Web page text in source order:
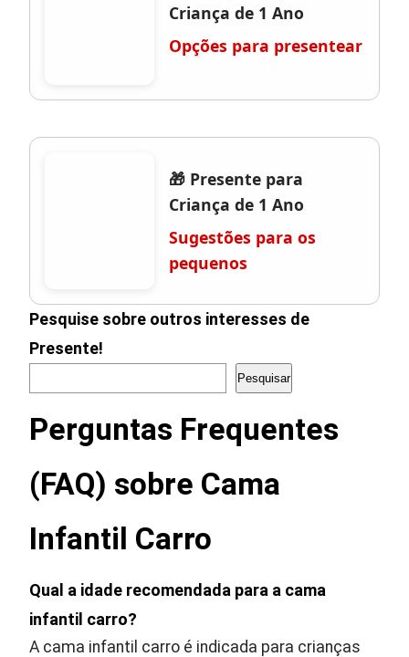
Criança de 1 Ano
Opções para presentear
🎁 Presente para
Criança de 1 Ano
Sugestões para os
pequenos
Pesquise sobre outros interesses de
Presente!
Pesquisar
Perguntas Frequentes
(FAQ) sobre Cama
Infantil Carro
Qual a idade recomendada para a cama
infantil carro?
A cama infantil carro é indicada para crianças